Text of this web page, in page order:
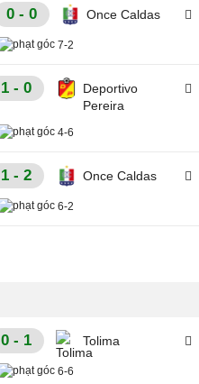
0 - 0 Once Caldas
7-2
1 - 0
Deportivo
Pereira
4-6
1 - 2 Once Caldas
6-2
0 - 1 Tolima
6-6